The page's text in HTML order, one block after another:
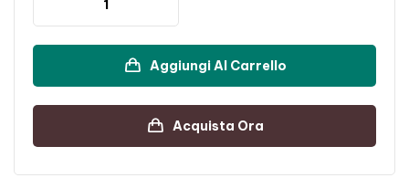
Aggiungi Al Carrello
Acquista Ora